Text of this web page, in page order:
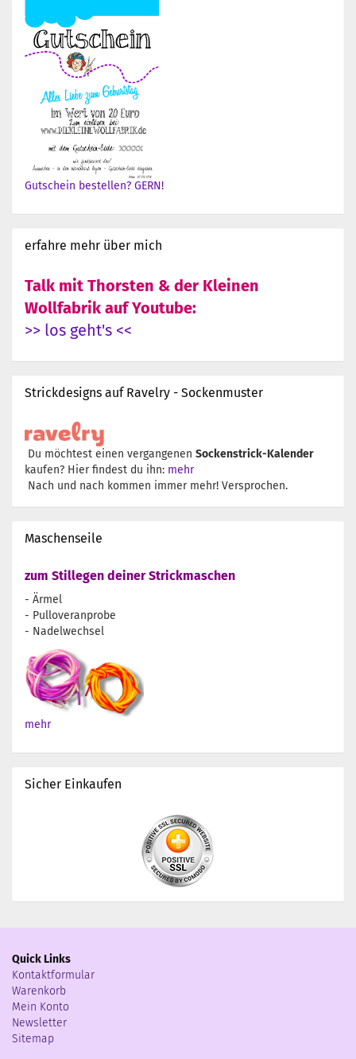
Gutschein bestellen? GERN!
erfahre mehr über mich
Talk mit Thorsten & der Kleinen
Wollfabrik auf Youtube:
>> los geht's <<
Strickdesigns auf Ravelry - Sockenmuster
Du möchtest einen vergangenen Sockenstrick-Kalender
kaufen? Hier findest du ihn: mehr
Nach und nach kommen immer mehr! Versprochen.
Maschenseile
zum Stillegen deiner Strickmaschen
- Ärmel
- Pulloveranprobe
- Nadelwechsel
mehr
Sicher Einkaufen
Quick Links
Kontaktformular
Warenkorb
Mein Konto
Newsletter
Sitemap